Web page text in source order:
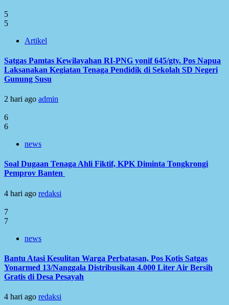
5
5
Artikel
Satgas Pamtas Kewilayahan RI-PNG yonif 645/gty. Pos Napua
Laksanakan Kegiatan Tenaga Pendidik di Sekolah SD Negeri
Gunung Susu
2 hari ago admin
6
6
news
Soal Dugaan Tenaga Ahli Fiktif, KPK Diminta Tongkrongi
Pemprov Banten
4 hari ago redaksi
7
7
news
Bantu Atasi Kesulitan Warga Perbatasan, Pos Kotis Satgas
Yonarmed 13/Nanggala Distribusikan 4.000 Liter Air Bersih
Gratis di Desa Pesayah
4 hari ago redaksi